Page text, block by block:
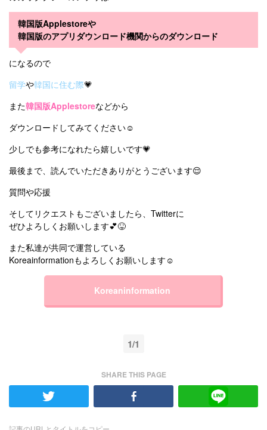
韓国版Applestoreや
韓国版のアプリダウンロード機関からのダウンロード
になるので
留学や韓国に住む際💗
また韓国版Applestoreなどから
ダウンロードしてみてください☺️
少しでも参考になれたら嬉しいです💗
最後まで、読んでいただきありがとうございます😌
質問や応援
そしてリクエストもございましたら、Twitterに
ぜひよろしくお願いします💕😝
また私達が共同で運営している
Koreainformationもよろしくお願いします☺️
Koreaninformation
1/1
SHARE THIS PAGE